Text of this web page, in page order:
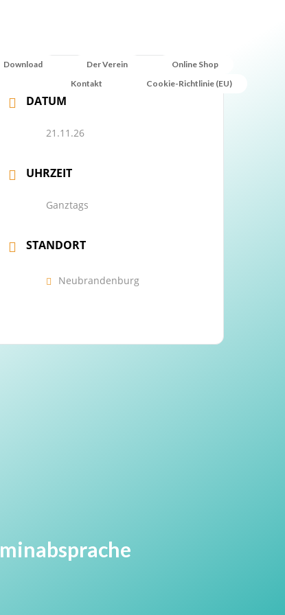
Download Der Verein
Online Shop
Kontakt
Cookie-Richtlinie (EU)
DATUM
21.11.26
UHRZEIT
Ganztags
STANDORT
Neubrandenburg